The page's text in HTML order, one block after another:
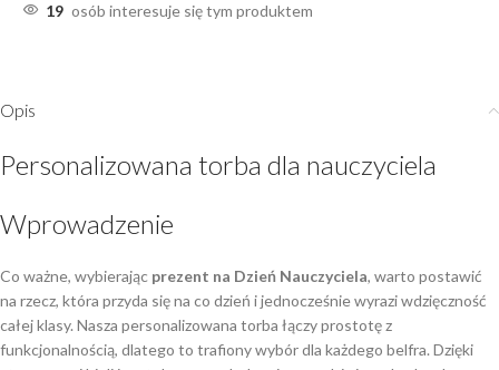
19 osób interesuje się tym produktem
Opis
Personalizowana torba dla nauczyciela
Wprowadzenie
Co ważne, wybierając prezent na Dzień Nauczyciela, warto postawić
na rzecz, która przyda się na co dzień i jednocześnie wyrazi wdzięczność
całej klasy. Nasza personalizowana torba łączy prostotę z
funkcjonalnością, dlatego to trafiony wybór dla każdego belfra. Dzięki